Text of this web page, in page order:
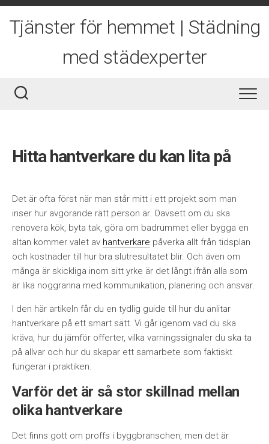
Skip
content
Tjänster för hemmet | Städning
med städexperter
Hitta hantverkare du kan lita på
Det är ofta först när man står mitt i ett projekt som man
inser hur avgörande rätt person är. Oavsett om du ska
renovera kök, byta tak, göra om badrummet eller bygga en
altan kommer valet av hantverkare påverka allt från tidsplan
och kostnader till hur bra slutresultatet blir. Och även om
många är skickliga inom sitt yrke är det långt ifrån alla som
är lika noggranna med kommunikation, planering och ansvar.
I den här artikeln får du en tydlig guide till hur du anlitar
hantverkare på ett smart sätt. Vi går igenom vad du ska
kräva, hur du jämför offerter, vilka varningssignaler du ska ta
på allvar och hur du skapar ett samarbete som faktiskt
fungerar i praktiken.
Varför det är så stor skillnad mellan
olika hantverkare
Det finns gott om proffs i byggbranschen, men det är